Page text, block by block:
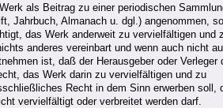
als Beitrag zu einer periodischen
Jahrbuch, Almanach u. dgl.) angenommen,
das Werk anderweit zu vervielfältigen und
anderes vereinbart und wenn auch nicht
ist, daß der Herausgeber oder Verleger
das Werk darin zu vervielfältigen und zu
Recht in dem Sinn erwerben soll,
vervielfältigt oder verbreitet werden darf.